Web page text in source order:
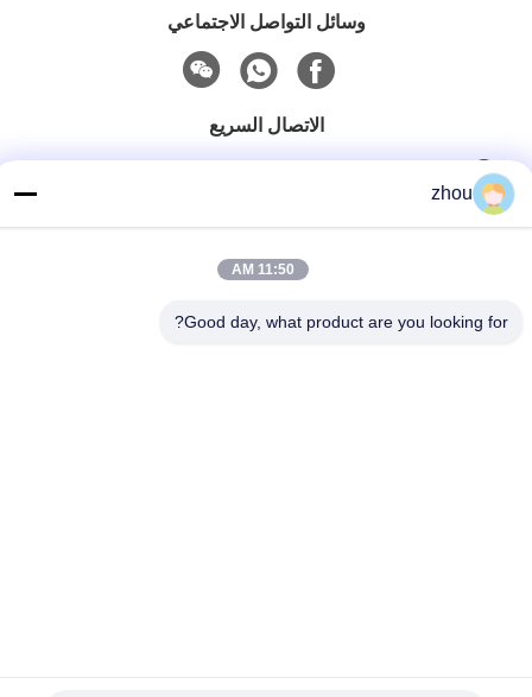
وسائل التواصل الاجتماعي
الاتصال السريع
عنوان
zhou
11:50 AM
Good day, what product are you looking for?